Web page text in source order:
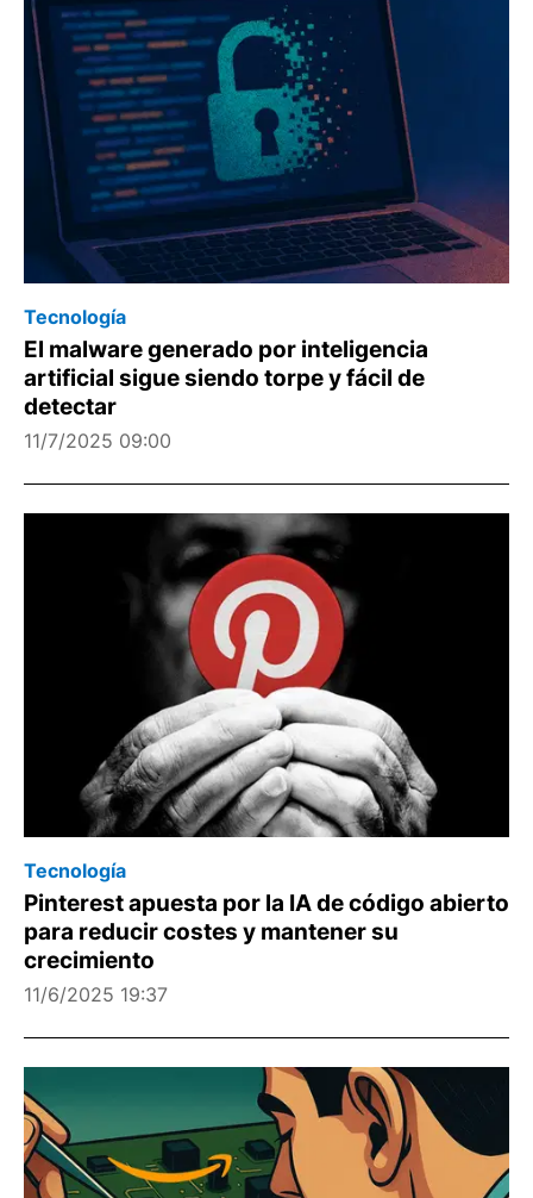
Tecnología
El malware generado por inteligencia
artificial sigue siendo torpe y fácil de
detectar
11/7/2025 09:00
Tecnología
Pinterest apuesta por la IA de código abierto
para reducir costes y mantener su
crecimiento
11/6/2025 19:37